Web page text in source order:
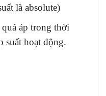
là absolute)
áp trong thời
suất hoạt động.